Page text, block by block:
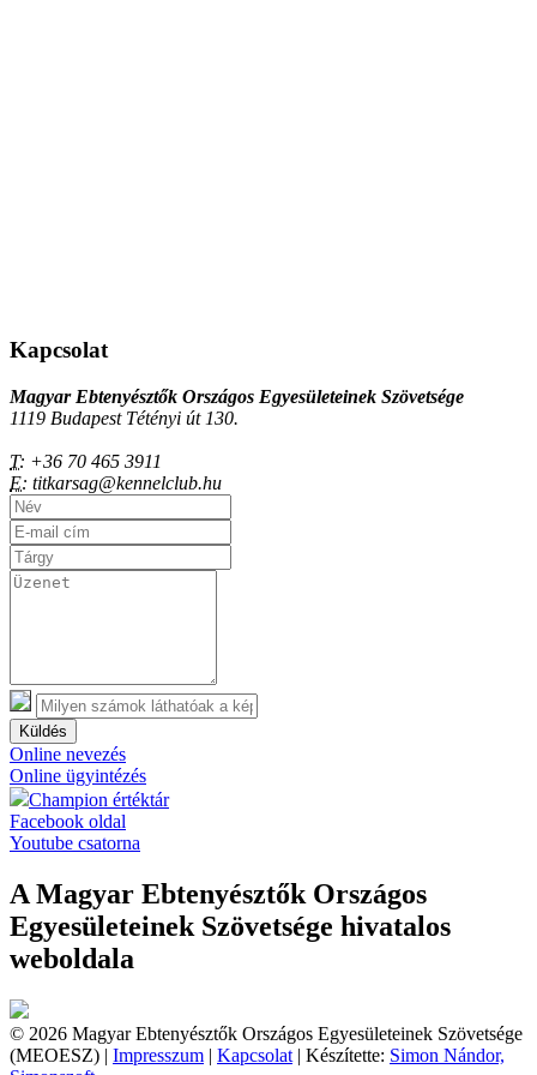
Kapcsolat
Magyar Ebtenyésztők Országos Egyesületeinek Szövetsége
1119 Budapest Tétényi út 130.
T: +36 70 465 3911
E: titkarsag@kennelclub.hu
Küldés
Online nevezés
Online ügyintézés
Champion értéktár
Facebook oldal
Youtube csatorna
A Magyar Ebtenyésztők Országos
Egyesületeinek Szövetsége hivatalos
weboldala
© 2026 Magyar Ebtenyésztők Országos Egyesületeinek Szövetsége
(MEOESZ) | Impresszum | Kapcsolat | Készítette: Simon Nándor,